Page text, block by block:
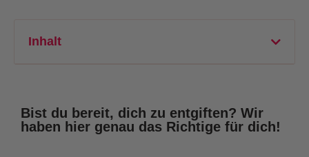
Inhalt
Bist du bereit, dich zu entgiften? Wir
haben hier genau das Richtige für dich!